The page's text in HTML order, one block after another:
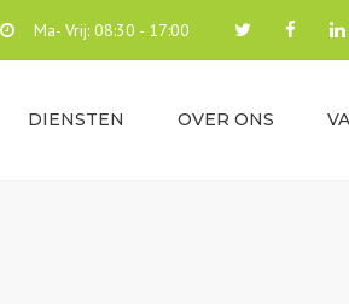
Ma- Vrij: 08:30 - 17:00
DIENSTEN OVER ONS